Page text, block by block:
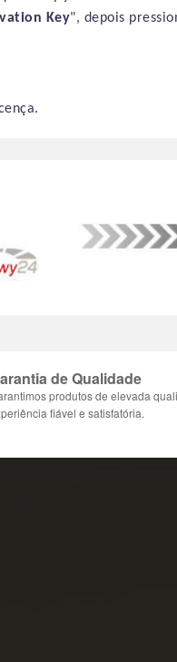
Key", depois
de Qualidade
produtos de elevada
fiável e satisfatória.